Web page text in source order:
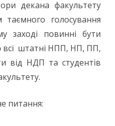
факультету
декана факультету
голосування
заході повинні бути
всі штатні НПП, НП, ПП,
від НДП та студентів
питання: